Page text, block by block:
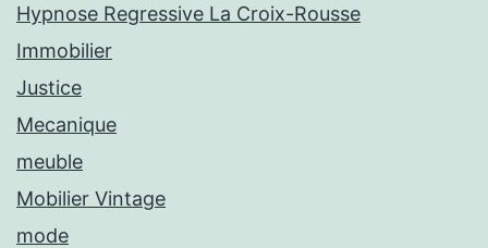
Hypnose Regressive La Croix-Rousse
Immobilier
Justice
Mecanique
meuble
Mobilier Vintage
mode